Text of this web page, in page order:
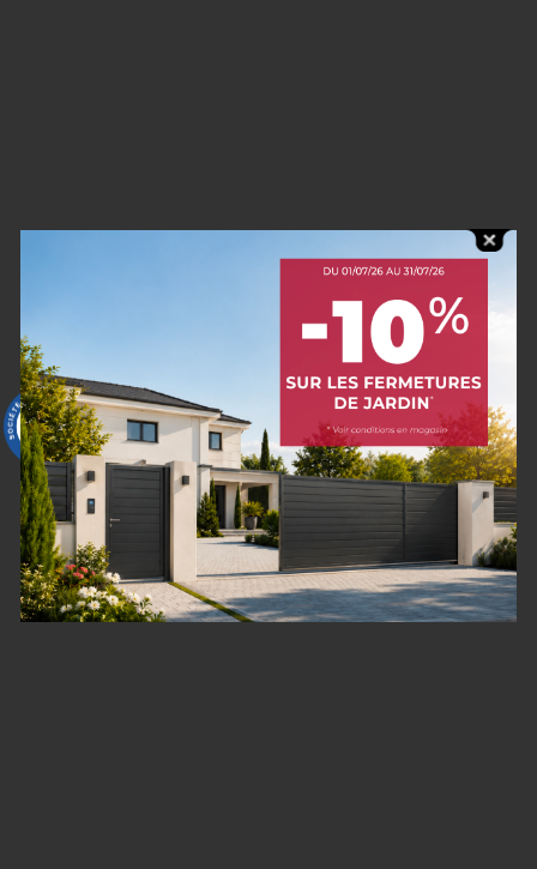
9.6/10
60 avis